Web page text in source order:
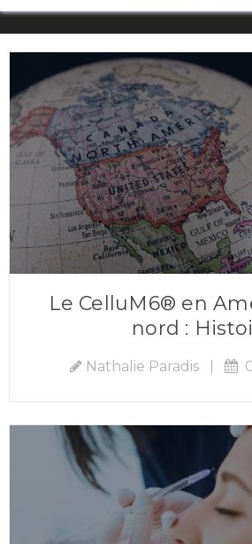
Le CelluM6® en
nord :
Nathalie Paradis|